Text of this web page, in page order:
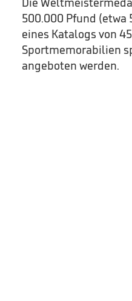
500.000 Pfund (etwa
eines Katalogs von
Sportmemorabilien
angeboten werden.